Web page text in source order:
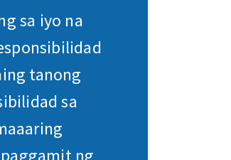
sa iyo na
tanong
sa
ng